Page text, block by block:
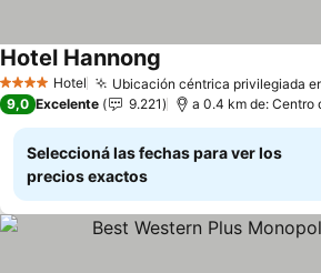
4 EstrellasHotel Ubicación céntrica privilegiada
Hotel Hannong
9,0 Excelente 9.221 a 0.4 km de: Centro
Seleccioná las fechas para ver los
precios exactos